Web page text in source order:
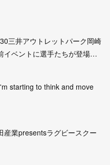
三井アウトレットパーク岡崎
イベントに選手たちが登場…
starting to think and move
産業presentsラグビースクー